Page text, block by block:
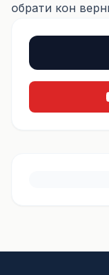
обрати кон